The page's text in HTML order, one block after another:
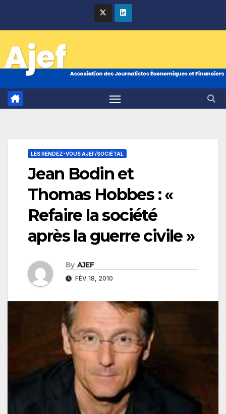
LES RENDEZ-VOUS AJEF/SOCIÉTAL
Jean Bodin et
Thomas Hobbes : «
Refaire la société
après la guerre civile »
By AJEF
FÉV 18, 2010